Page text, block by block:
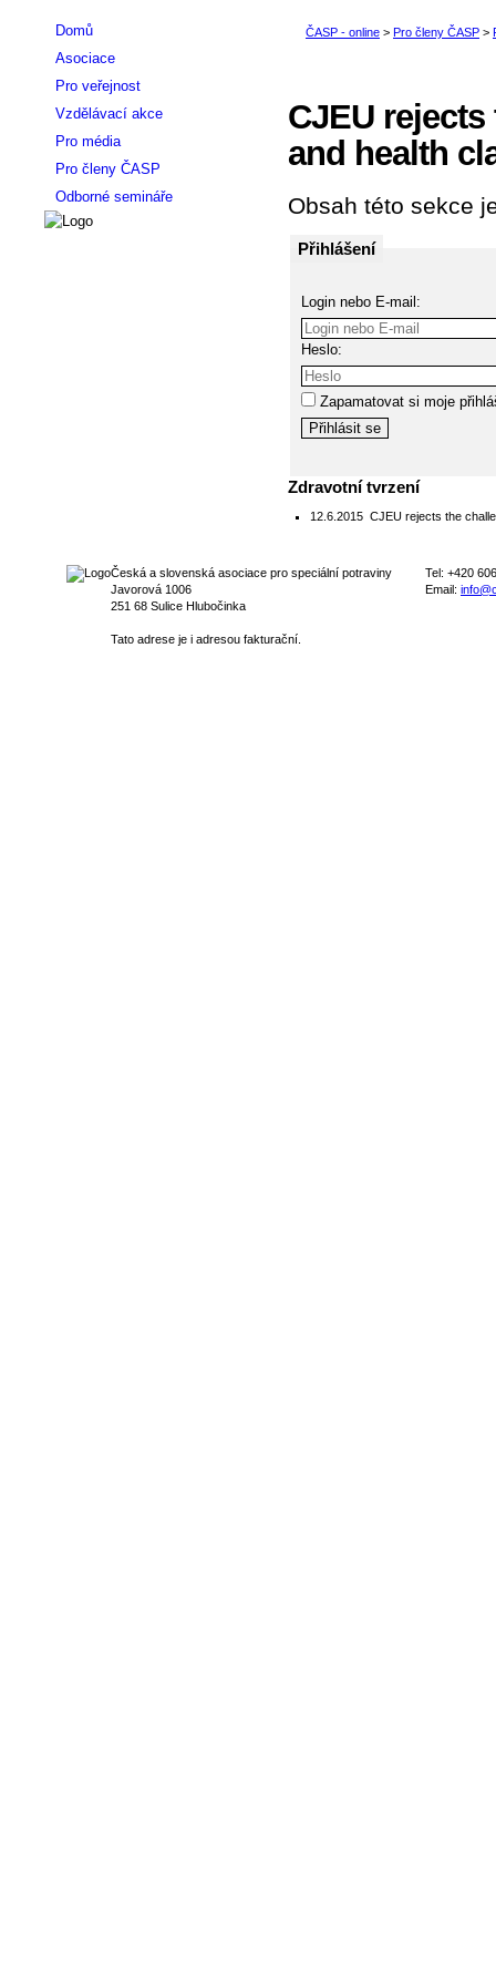
CJEU
and health
Obsah této sekce
Přihlášení
Login nebo E-mail:
Heslo:
Zapamatovat si moje
Zdravotní tvrzení
12.6.2015 CJEU rejects the
Domů
Asociace
Pro veřejnost
Vzdělávací akce
Pro média
Pro členy ČASP
Odborné semináře
Česká a slovenská asociace pro speciální potraviny
Javorová 1006
251 68 Sulice Hlubočinka
Tato adrese je i adresou fakturační.
Tel: +420
Email: